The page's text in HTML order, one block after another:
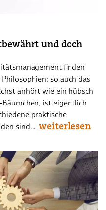
und doch
finden
so auch das
anhört wie ein hübsch
ist eigentlich
praktische
sind.… weiterlesen